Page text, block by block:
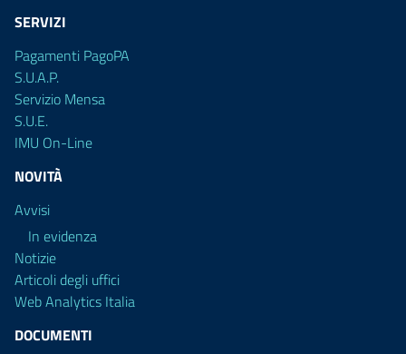
SERVIZI
Pagamenti PagoPA
S.U.A.P.
Servizio Mensa
S.U.E.
IMU On-Line
NOVITÀ
Avvisi
In evidenza
Notizie
Articoli degli uffici
Web Analytics Italia
DOCUMENTI